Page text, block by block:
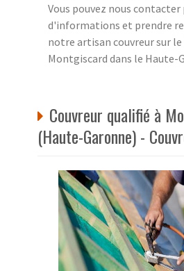
Vous pouvez nous contacter
d'informations et prendre
notre artisan couvreur sur le
Montgiscard dans le Haute-
Couvreur qualifié à
(Haute-Garonne) -